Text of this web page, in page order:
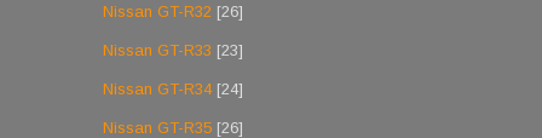
Nissan GT-R32 [26]
Nissan GT-R33 [23]
Nissan GT-R34 [24]
Nissan GT-R35 [26]